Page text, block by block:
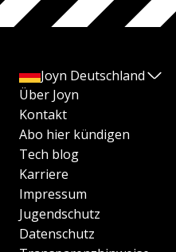
Joyn Deutschland
Über Joyn
Kontakt
Abo hier kündigen
Tech blog
Karriere
Impressum
Jugendschutz
Datenschutz